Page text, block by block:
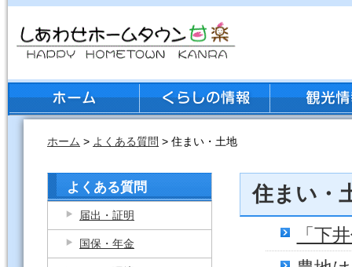
ホーム > よくある質問 > 住まい・土地
よくある質問
届出・証明
国保・年金
住まい・
「下